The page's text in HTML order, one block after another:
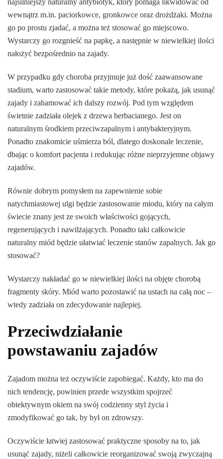
najsilniejszy naturalny antybiotyk, który pomaga likwidować od
wewnątrz m.in. paciorkowce, gronkowce oraz drożdżaki. Można
go po prostu zjadać, a można też stosować go miejscowo.
Wystarczy go rozgnieść na papkę, a następnie w niewielkiej ilości
nałożyć bezpośrednio na zajady.
W przypadku gdy choroba przyjmuje już dość zaawansowane
stadium, warto zastosować takie metody, które pokażą, jak usunąć
zajady i zahamować ich dalszy rozwój. Pod tym względem
świetnie zadziała olejek z drzewa herbacianego. Jest on
naturalnym środkiem przeciwzapalnym i antybakteryjnym.
Ponadto znakomicie uśmierza ból, dlatego doskonale leczenie,
dbając o komfort pacjenta i redukując różne nieprzyjemne objawy
zajadów.
Równie dobrym pomysłem na zapewnienie sobie
natychmiastowej ulgi będzie zastosowanie miodu, który na całym
świecie znany jest ze swoich właściwości gojących,
regenerujących i nawilżających. Ponadto taki całkowicie
naturalny miód będzie ułatwiać leczenie stanów zapalnych. Jak go
stosować?
Wystarczy nakładać go w niewielkiej ilości na objęte chorobą
fragmenty skóry. Miód warto pozostawić na ustach na całą noc –
wtedy zadziała on zdecydowanie najlepiej.
Przeciwdziałanie
powstawaniu zajadów
Zajadom można też oczywiście zapobiegać. Każdy, kto ma do
nich tendencję, powinien przede wszystkim spojrzeć
obiektywnym okiem na swój codzienny styl życia i
zmodyfikować go tak, by był on zdrowszy.
Oczywiście łatwiej zastosować praktyczne sposoby na to, jak
usunąć zajady, niżeli całkowicie reorganizować swoją zwyczajną